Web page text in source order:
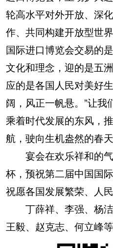
轮高水平对外开放、深
作、共同构建开放型世
国际进口博览会交易的
文化和理念，迎的是五
应的是各国人民对美好
阔，风正一帆悬。”让我
乘着时代发展的东风，
航，驶向生机盎然的春天
宴会在欢乐祥和的气
杯，预祝第二届中国国
祝愿各国发展繁荣、人民
丁薛祥、李强、杨洁
王毅、赵克志、何立峰